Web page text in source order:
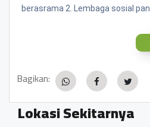
berasrama 2. Lembaga sosial
Bagikan:
Lokasi Sekitarnya